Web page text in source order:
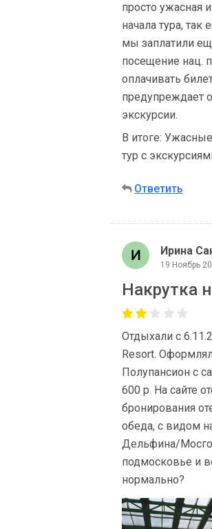
просто ужасная
начала тура,
мы заплатили
посещение нац.
оплачивать
предупреждает
экскурсии.
В итоге:
тур с
Ответить
Ирина
19 Ноябрь
Накрутка
Отдыхали с
Resort.
Полупансион с
600 р. На сайте
бронирования
обеда, с видом
Дельфина/
подмосковье и
нормально?